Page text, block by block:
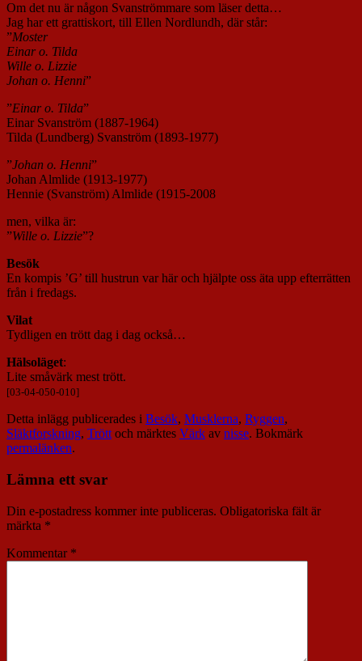
Om det nu är någon Svanströmmare som läser detta…
Jag har ett grattiskort, till Ellen Nordlundh, där står:
”Moster
Einar o. Tilda
Wille o. Lizzie
Johan o. Henni”
”Einar o. Tilda”
Einar Svanström (1887-1964)
Tilda (Lundberg) Svanström (1893-1977)
”Johan o. Henni”
Johan Almlide (1913-1977)
Hennie (Svanström) Almlide (1915-2008
men, vilka är:
”Wille o. Lizzie”?
Besök
En kompis ’G’ till hustrun var här och hjälpte oss äta upp efterrätten
från i fredags.
Vilat
Tydligen en trött dag i dag också…
Hälsoläget:
Lite småvärk mest trött.
[03-04-050-010]
Detta inlägg publicerades i Besök, Musklerna, Ryggen,
Släktforskning, Tröttoch märktes Värk av nisse. Bokmärk
permalänken.
Lämna ett svar
Din e-postadress kommer inte publiceras. Obligatoriska fält är
märkta *
Kommentar *